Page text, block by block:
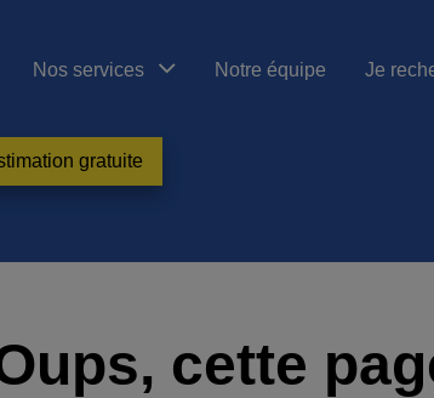
Nos services Notre équipe Je
gratuite
cette